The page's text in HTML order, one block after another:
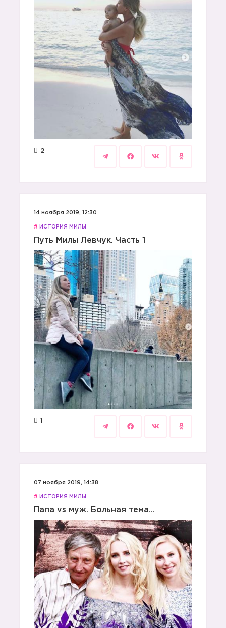
2
14 ноября 2019, 12:30
# ИСТОРИЯ МИЛЫ
Путь Милы Левчук. Часть 1
1
07 ноября 2019, 14:38
# ИСТОРИЯ МИЛЫ
Папа vs муж. Больная тема...